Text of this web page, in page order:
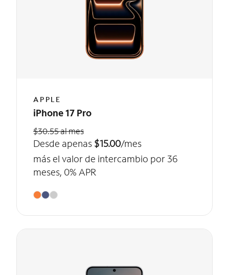
APPLE
iPhone 17 Pro
$30.55 al mes
Desde apenas $15.00/mes
más el valor de intercambio por 36
meses, 0% APR